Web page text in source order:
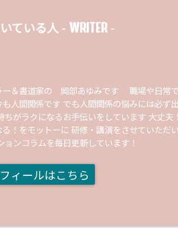
ている人 - WRITER-
ー＆書道家の 岡部あゆみです 職場や日常
人間関係です でも人間関係の悩みには必ず
ちがラクになるお手伝いをしています 大丈夫
！をモットーに 研修・講演をさせていただ
ョンコラムを毎日更新しています！
ィールはこちら